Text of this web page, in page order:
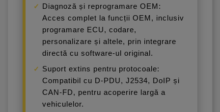
Diagnoză și reprogramare OEM:
Acces complet la funcții OEM, inclusiv
programare ECU, codare,
personalizare și altele, prin integrare
directă cu software-ul original.
Suport extins pentru protocoale:
Compatibil cu D-PDU, J2534, DoIP și
CAN-FD, pentru acoperire largă a
vehiculelor.